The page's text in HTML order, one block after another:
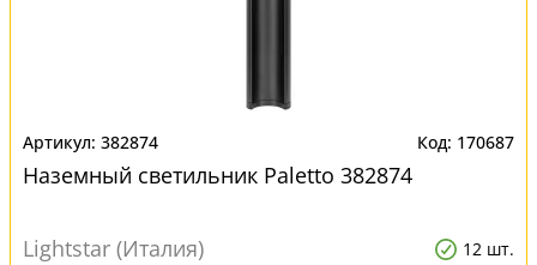
382874 170687
Наземный светильник Paletto 382874
Lightstar (Италия) 12 шт.